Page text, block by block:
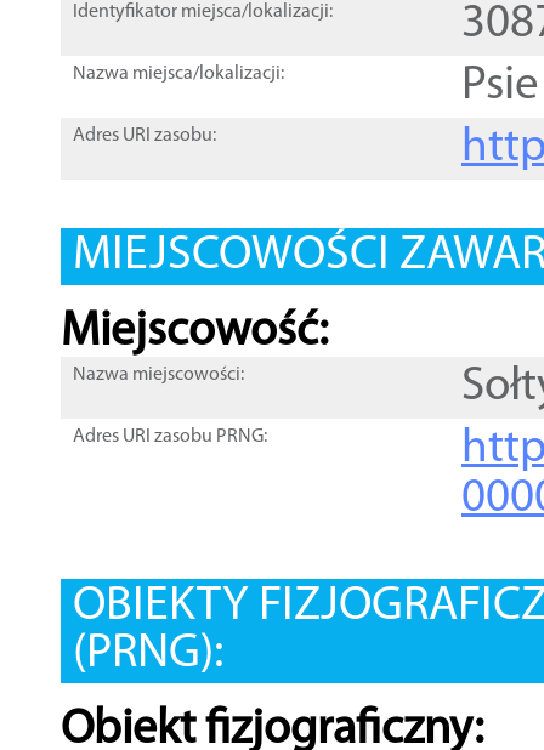
Identyfikator miejsca/lokalizacji:
Nazwa miejsca/lokalizacji:
Adres URI zasobu:
MIEJSCOWOŚCI
Miejscowość:
Nazwa miejscowości:
Adres URI zasobu PRNG:
OBIEKTY
(PRNG):
Obiekt fizjograficzny: